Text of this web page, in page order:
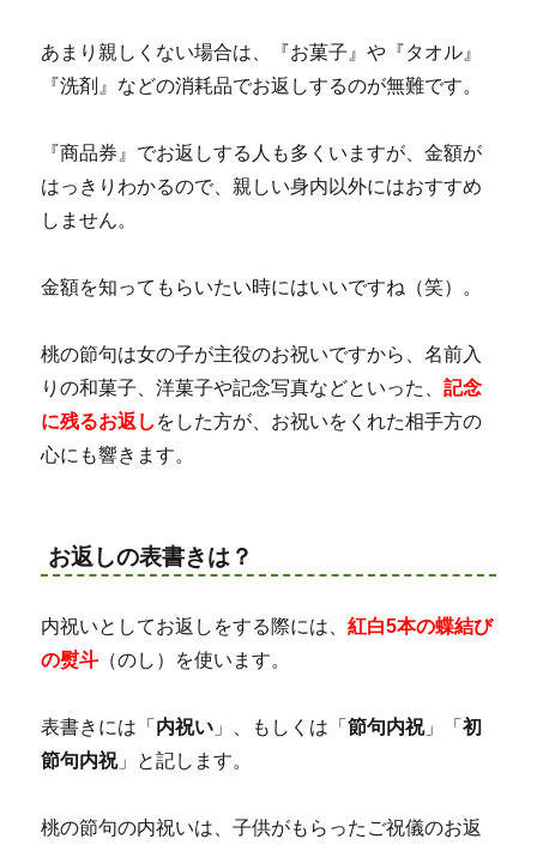
あまり親しくない場合は、『お菓子』や『タオル』
『洗剤』などの消耗品でお返しするのが無難です。
『商品券』でお返しする人も多くいますが、金額が
はっきりわかるので、親しい身内以外にはおすすめ
しません。
金額を知ってもらいたい時にはいいですね（笑）。
桃の節句は女の子が主役のお祝いですから、名前入
りの和菓子、洋菓子や記念写真などといった、記念
に残るお返し をした方が、お祝いをくれた相手方の
心にも響きます。
お返しの表書きは？
内祝いとしてお返しをする際には、紅白5本の蝶結び
の熨斗 （のし）を使います。
表書きには「 内祝い 」、もしくは「節句内祝」「初
節句内祝」と記します。
桃の節句の内祝いは、子供がもらったご祝儀のお返